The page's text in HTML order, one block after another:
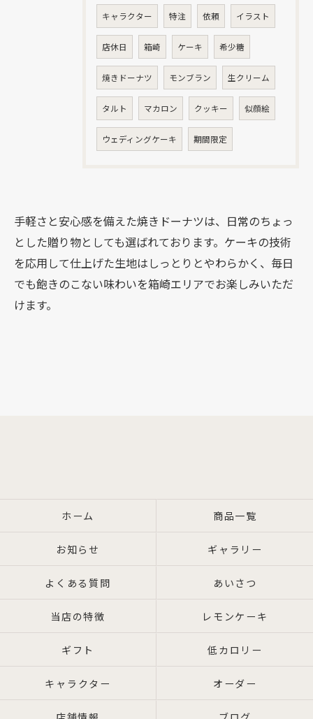
キャラクター 特注 依頼 イラスト
店休日 箱崎 ケーキ 希少糖
焼きドーナツ モンブラン 生クリーム
タルト マカロン クッキー 似顔絵
ウェディングケーキ 期間限定
手軽さと安心感を備えた焼きドーナツは、日常のちょっ
とした贈り物としても選ばれております。ケーキの技術
を応用して仕上げた生地はしっとりとやわらかく、毎日
でも飽きのこない味わいを箱崎エリアでお楽しみいただ
けます。
ホーム 商品一覧
お知らせ ギャラリー
よくある質問 あいさつ
当店の特徴 レモンケーキ
ギフト 低カロリー
キャラクター オーダー